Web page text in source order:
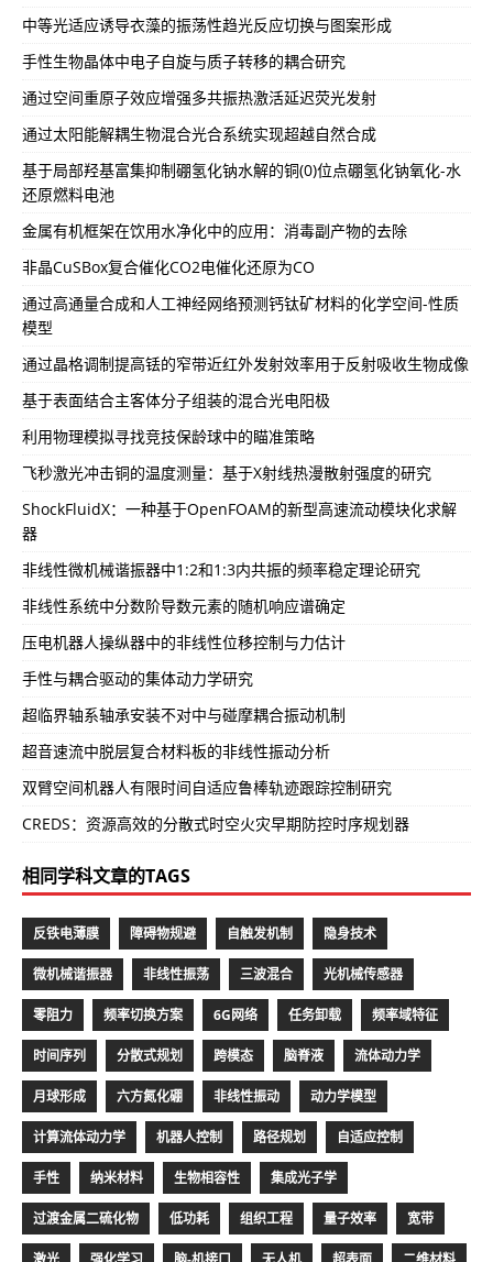
中等光适应诱导衣藻的振荡性趋光反应切换与图案形成
手性生物晶体中电子自旋与质子转移的耦合研究
通过空间重原子效应增强多共振热激活延迟荧光发射
通过太阳能解耦生物混合光合系统实现超越自然合成
基于局部羟基富集抑制硼氢化钠水解的铜(0)位点硼氢化钠氧化-水
还原燃料电池
金属有机框架在饮用水净化中的应用：消毒副产物的去除
非晶CuSBox复合催化CO2电催化还原为CO
通过高通量合成和人工神经网络预测钙钛矿材料的化学空间-性质
模型
通过晶格调制提高铥的窄带近红外发射效率用于反射吸收生物成像
基于表面结合主客体分子组装的混合光电阳极
利用物理模拟寻找竞技保龄球中的瞄准策略
飞秒激光冲击铜的温度测量：基于X射线热漫散射强度的研究
ShockFluidX：一种基于OpenFOAM的新型高速流动模块化求解
器
非线性微机械谐振器中1:2和1:3内共振的频率稳定理论研究
非线性系统中分数阶导数元素的随机响应谱确定
压电机器人操纵器中的非线性位移控制与力估计
手性与耦合驱动的集体动力学研究
超临界轴系轴承安装不对中与碰摩耦合振动机制
超音速流中脱层复合材料板的非线性振动分析
双臂空间机器人有限时间自适应鲁棒轨迹跟踪控制研究
CREDS：资源高效的分散式时空火灾早期防控时序规划器
相同学科文章的TAGS
反铁电薄膜 障碍物规避 自触发机制 隐身技术
微机械谐振器 非线性振荡 三波混合 光机械传感器
零阻力 频率切换方案 6G网络 任务卸载 频率域特征
时间序列 分散式规划 跨模态 脑脊液 流体动力学
月球形成 六方氮化硼 非线性振动 动力学模型
计算流体动力学 机器人控制 路径规划 自适应控制
手性 纳米材料 生物相容性 集成光子学
过渡金属二硫化物 低功耗 组织工程 量子效率 宽带